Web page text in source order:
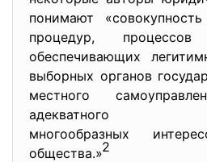
понимают
процедур,
обеспечивающих
выборных органов
местного
адекватного
многообразных
общества.»2